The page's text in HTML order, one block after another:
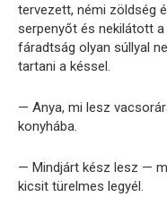
tervezett, némi zöldség
serpenyőt és nekilátott
fáradtság olyan súllyal
tartani a késsel.
— Anya, mi lesz
konyhába.
— Mindjárt kész lesz —
kicsit türelmes legyél.